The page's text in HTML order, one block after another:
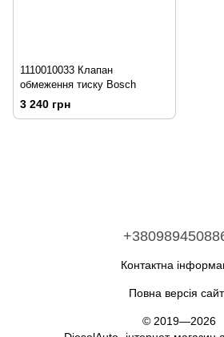
1110010033 Клапан
обмеження тиску Bosch
3 240 грн
Контактна
Повна версія
© 2019—2026